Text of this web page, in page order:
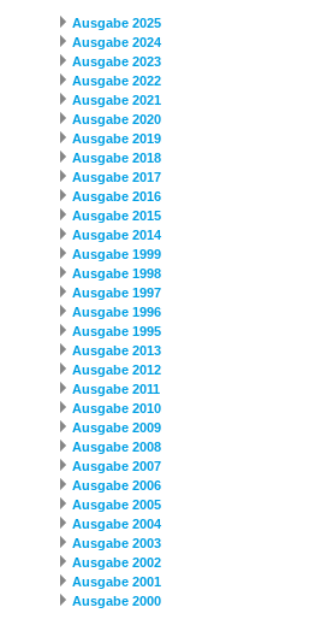
Ausgabe 2025
Ausgabe 2024
Ausgabe 2023
Ausgabe 2022
Ausgabe 2021
Ausgabe 2020
Ausgabe 2019
Ausgabe 2018
Ausgabe 2017
Ausgabe 2016
Ausgabe 2015
Ausgabe 2014
Ausgabe 1999
Ausgabe 1998
Ausgabe 1997
Ausgabe 1996
Ausgabe 1995
Ausgabe 2013
Ausgabe 2012
Ausgabe 2011
Ausgabe 2010
Ausgabe 2009
Ausgabe 2008
Ausgabe 2007
Ausgabe 2006
Ausgabe 2005
Ausgabe 2004
Ausgabe 2003
Ausgabe 2002
Ausgabe 2001
Ausgabe 2000